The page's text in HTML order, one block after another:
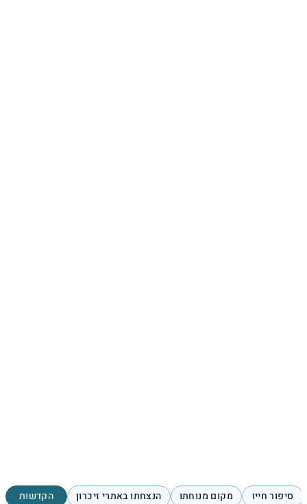
סיפור חייו מקום מנוחתו הנצחתו באתרי זיכרון הקדשות